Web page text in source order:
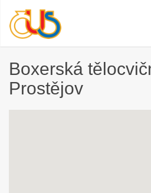
Boxerská
Prostějov